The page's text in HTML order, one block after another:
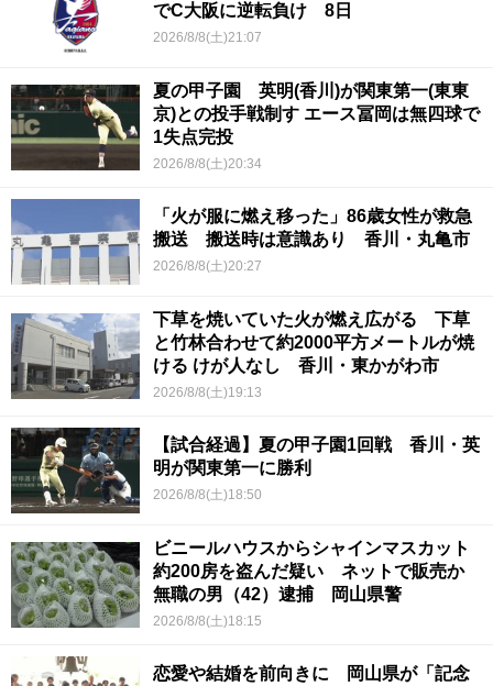
でC大阪に逆転負け 8日
2026/8/8(土)21:07
夏の甲子園 英明(香川)が関東第一(東東
京)との投手戦制す エース冨岡は無四球で
1失点完投
2026/8/8(土)20:34
「火が服に燃え移った」86歳女性が救急
搬送 搬送時は意識あり 香川・丸亀市
2026/8/8(土)20:27
下草を焼いていた火が燃え広がる 下草
と竹林合わせて約2000平方メートルが焼
ける けが人なし 香川・東かがわ市
2026/8/8(土)19:13
【試合経過】夏の甲子園1回戦 香川・英
明が関東第一に勝利
2026/8/8(土)18:50
ビニールハウスからシャインマスカット
約200房を盗んだ疑い ネットで販売か
無職の男（42）逮捕 岡山県警
2026/8/8(土)18:15
恋愛や結婚を前向きに 岡山県が「記念